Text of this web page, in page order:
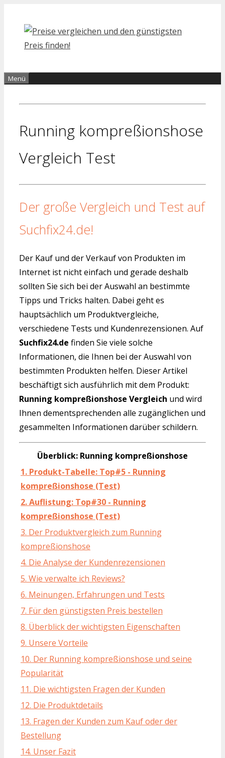
Inhalt
springen
Menü
Running kompreßionshose
Vergleich Test
Der große Vergleich und Test auf
Suchfix24.de!
Der Kauf und der Verkauf von Produkten im
Internet ist nicht einfach und gerade deshalb
sollten Sie sich bei der Auswahl an bestimmte
Tipps und Tricks halten. Dabei geht es
hauptsächlich um Produktvergleiche,
verschiedene Tests und Kundenrezensionen. Auf
Suchfix24.de finden Sie viele solche
Informationen, die Ihnen bei der Auswahl von
bestimmten Produkten helfen. Dieser Artikel
beschäftigt sich ausführlich mit dem Produkt:
Running kompreßionshose Vergleich und wird
Ihnen dementsprechenden alle zugänglichen und
gesammelten Informationen darüber schildern.
Überblick: Running kompreßionshose
1. Produkt-Tabelle: Top#5 - Running
kompreßionshose (Test)
2. Auflistung: Top#30 - Running
kompreßionshose (Test)
3. Der Produktvergleich zum Running
kompreßionshose
4. Die Analyse der Kundenrezensionen
5. Wie verwalte ich Reviews?
6. Meinungen, Erfahrungen und Tests
7. Für den günstigsten Preis bestellen
8. Überblick der wichtigsten Eigenschaften
9. Unsere Vorteile
10. Der Running kompreßionshose und seine
Popularität
11. Die wichtigsten Fragen der Kunden
12. Die Produktdetails
13. Fragen der Kunden zum Kauf oder der
Bestellung
14. Unser Fazit